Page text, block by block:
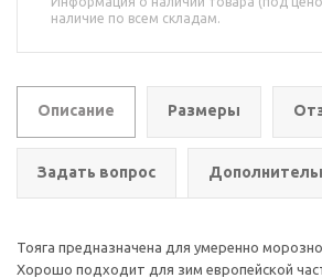
наличие по всем складам.
Описание Размеры
Задать вопрос
Тояга предназначена для умеренно
Хорошо подходит для зим европейской